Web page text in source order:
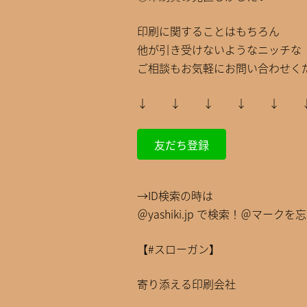
印刷に関することはもちろん
他が引き受けないようなニッチな
ご相談もお気軽にお問い合わせく
↓ ↓ ↓ ↓ ↓
友だち登録
→ID検索の時は
＠yashiki.jp で検索！＠マークを
【#スローガン】
寄り添える印刷会社